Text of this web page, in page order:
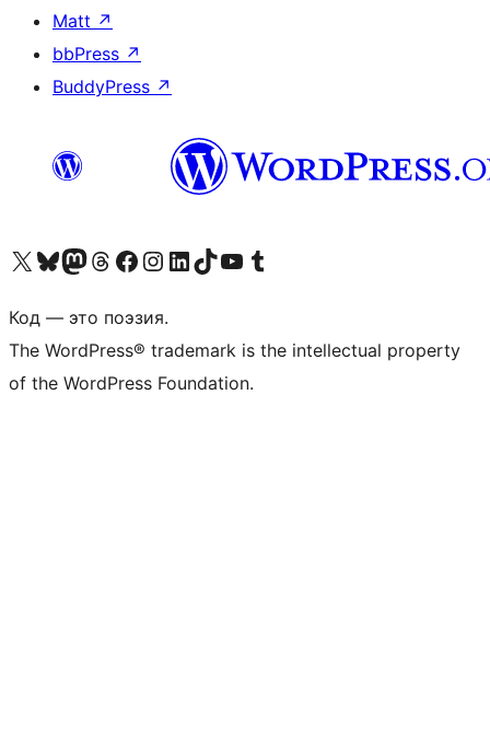
Matt ↗
bbPress ↗
BuddyPress ↗
Посетите нас в X (ранее Twitter)
Посетите нашу учётную запись в Bluesky
Посетите нашу ленту в Mastodon
Посетите нашу учётную запись в Threads
Посетите нашу страницу на Facebook
Посетите наш Instagram
Посетите нашу страницу в LinkedIn
Посетите нашу учётную запись в TikTok
Посетите наш канал YouTube
Посетите нашу учётную запись в Tumblr
Код — это поэзия.
The WordPress® trademark is the intellectual property
of the WordPress Foundation.